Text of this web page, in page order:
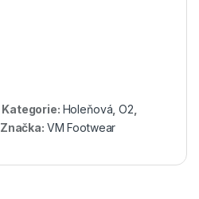
Kategorie: Holeňová ,O2
Značka: VM Footwear